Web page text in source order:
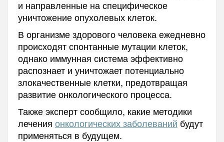
и направленные на специфическое
уничтожение опухолевых клеток.
В организме здорового человека ежедневно
происходят спонтанные мутации клеток,
однако иммунная система эффективно
распознает и уничтожает потенциально
злокачественные клетки, предотвращая
развитие онкологического процесса.
Также эксперт сообщило, какие методики
лечения онкологических заболеваний будут
применяться в будущем.